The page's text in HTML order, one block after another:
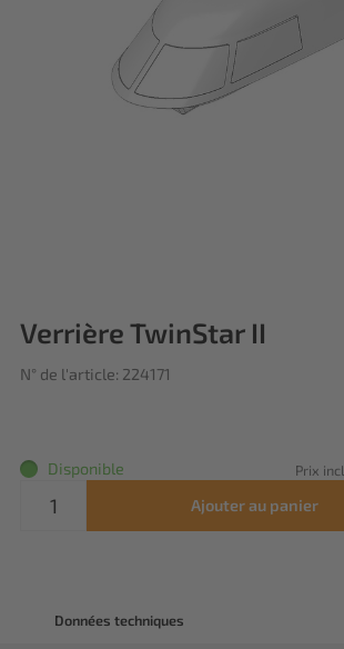
Verrière TwinStar II
N° de l'article: 224171
Prix incl.
Disponible
Ajouter au panier
Données techniques